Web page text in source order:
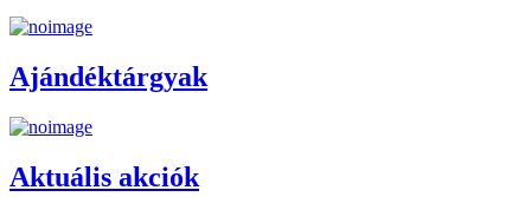
Ajándéktárgyak
Aktuális akciók